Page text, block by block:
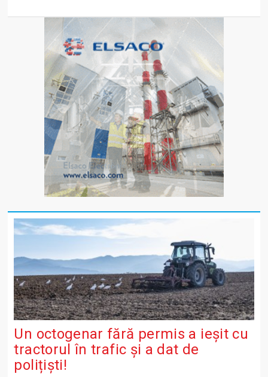
Un octogenar fără permis a ieșit cu
tractorul în trafic și a dat de
polițiști!